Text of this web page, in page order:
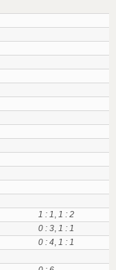
1 : 1, 1 : 2
0 : 3, 1 : 1
0 : 4, 1 : 1